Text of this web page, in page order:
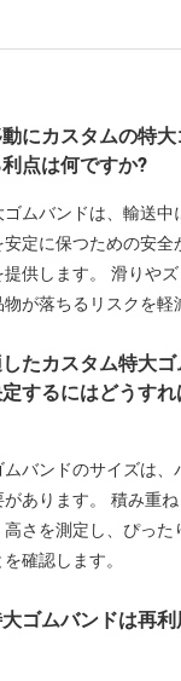
にカスタムの特
点は何ですか?
ムバンドは、輸送中
定に保つための安全
供します。 滑りやズ
が落ちるリスクを軽
たカスタム特大
するにはどうす
バンドのサイズは、
あります。 積み重
高さを測定し、ぴった
確認します。
ゴムバンドは再